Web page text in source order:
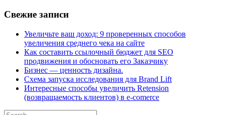
Свежие записи
Увеличьте ваш доход: 9 проверенных способов
увеличения среднего чека на сайте
Как составить ссылочный бюджет для SEO
продвижения и обосновать его Заказчику
Бизнес — ценность дизайна.
Схема запуска исследования для Brand Lift
Интересные способы увеличить Retension
(возвращаемость клиентов) в e-comerce